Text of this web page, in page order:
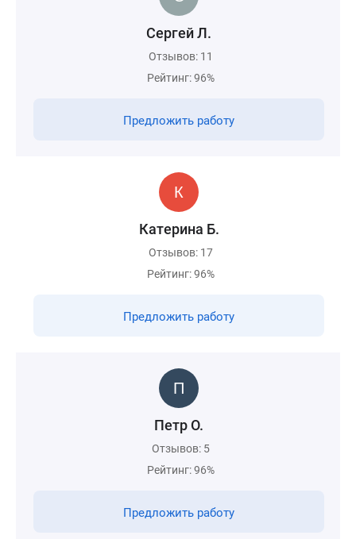
Сергей Л.
Отзывов: 11
Рейтинг: 96%
Предложить работу
Катерина Б.
Отзывов: 17
Рейтинг: 96%
Предложить работу
Петр О.
Отзывов: 5
Рейтинг: 96%
Предложить работу